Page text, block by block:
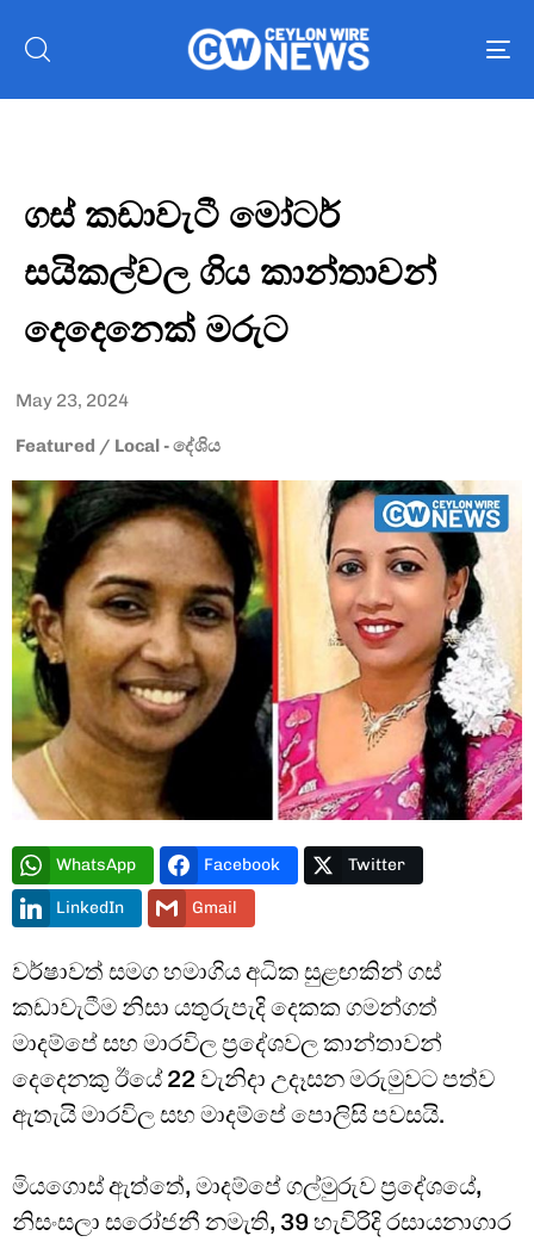
Type and hit enter
ගස් කඩාවැටී මෝටර්
සයිකල්වල ගිය කාන්තාවන්
දෙදෙනෙක් මරුට
May 23, 2024
Featured / Local - දේශිය
WhatsApp Facebook Twitter
LinkedIn Gmail
වර්ෂාවත් සමග හමාගිය අධික සුළඟකින් ගස්
කඩාවැටීම නිසා යතුරුපැදි දෙකක ගමන්ගත්
මාදම්පේ සහ මාරවිල ප්‍රදේශවල කාන්තාවන්
දෙදෙනකු ඊයේ 22 වැනිදා උදෑසන මරුමුවට පත්ව
ඇතැයි මාරවිල සහ මාදම්පේ පොලිසි පවසයි.
මියගොස් ඇත්තේ, මාදම්පේ ගල්මුරුව ප්‍රදේශයේ,
නිසංසලා සරෝජනී නමැති, 39 හැවිරිදි රසායනාගාර